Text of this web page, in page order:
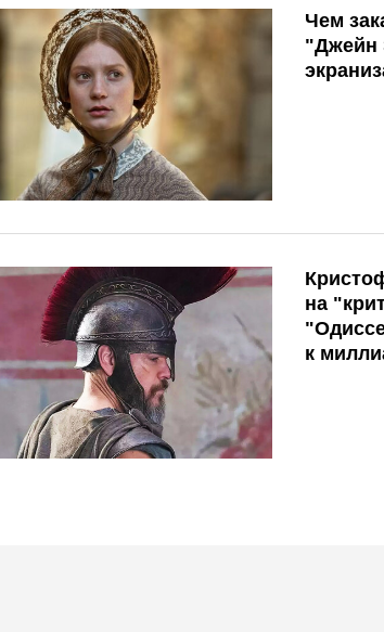
Чем
"Джейн
на
к